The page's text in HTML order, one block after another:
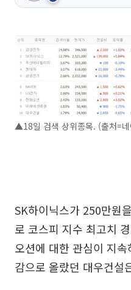
▲18일 검색 상위종목. (출처=네
SK하이닉스가 250만원
로 코스피 지수 최고치
오션에 대한 관심이 지
감으로 올랐던 대우건설